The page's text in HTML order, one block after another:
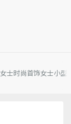
女士时尚首饰女士小型